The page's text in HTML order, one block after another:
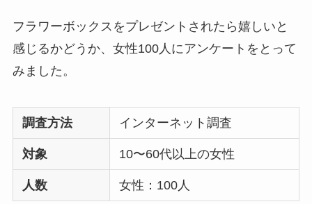
ルのプレゼントは嬉
しくない？男性•女性
におしゃれなブラン
ボールペンのプレゼ
ントは嬉しくない
男女のブランドや名
入れはどうする？
【691人回答】
フラワーボックスをプレゼントされたら嬉しいと
感じるかどうか、女性100人にアンケートをとって
みました。
調査方法 インターネット調査
対象 10〜60代以上の女性
人数 女性：100人